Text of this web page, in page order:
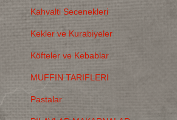
Kahvalti Secenekleri
Kekler ve Kurabiyeler
Köfteler ve Kebablar
MUFFIN TARIFLERI
Pastalar